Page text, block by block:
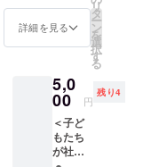
いてお
伝えし
予定で
す。子
ちが安
心して
社会で
う～へ
の参加
子ども
が社会
に出て
から安
心して
生きて
om/wp/
wp-
content
/upload
02/1d18
772b7c
8e7726
399e5f
600568
641f.pd
詳細を見る
リ
タ
ー
ン
を
選
択
す
る
5,0
00 円
残り4
＜子ど
もたち
が社会